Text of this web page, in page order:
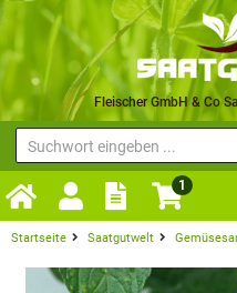
Fleischer GmbH & Co
1
Startseite Saatgutwelt